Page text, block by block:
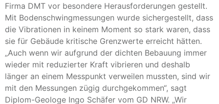
Firma DMT vor besondere Herausforderungen gestellt.
Mit Bodenschwingmessungen wurde sichergestellt, dass
die Vibrationen in keinem Moment so stark waren, dass
sie für Gebäude kritische Grenzwerte erreicht hätten.
„Auch wenn wir aufgrund der dichten Bebauung immer
wieder mit reduzierter Kraft vibrieren und deshalb
länger an einem Messpunkt verweilen mussten, sind wir
mit den Messungen zügig durchgekommen“, sagt
Diplom-Geologe Ingo Schäfer vom GD NRW. „Wir